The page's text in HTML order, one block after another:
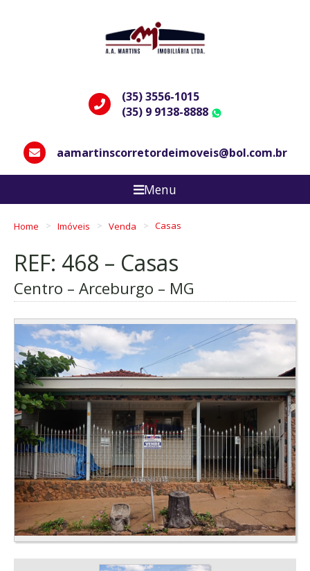
(35) 3556-1015
(35) 9 9138-8888
aamartinscorretordeimoveis@bol.com.br
Menu
Home Imóveis Venda Casas
REF: 468 – Casas
Centro – Arceburgo – MG